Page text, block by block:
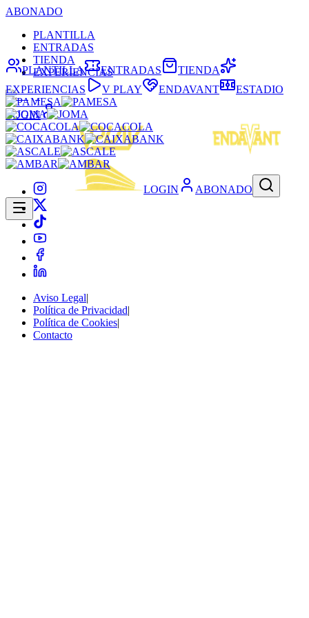
ABONADO
PLANTILLA
ENTRADAS
TIENDA
EXPERIENCIAS
LOGIN
LOGIN ABONADO
PLANTILLA ENTRADAS
TIENDA
EXPERIENCIAS
V PLAY ENDAVANT ESTADIO
Aviso Legal|
Política de Privacidad|
Política de Cookies|
Contacto